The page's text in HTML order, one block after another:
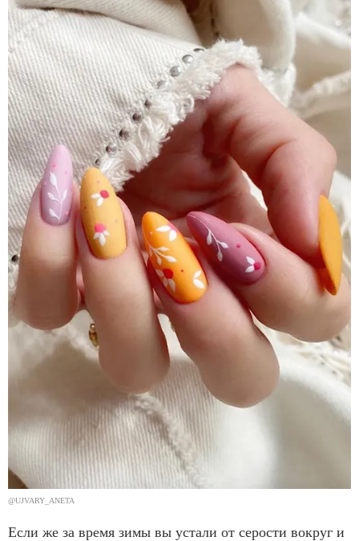
@UJVARY_ANETA
Если же за время зимы вы устали от серости вокруг и